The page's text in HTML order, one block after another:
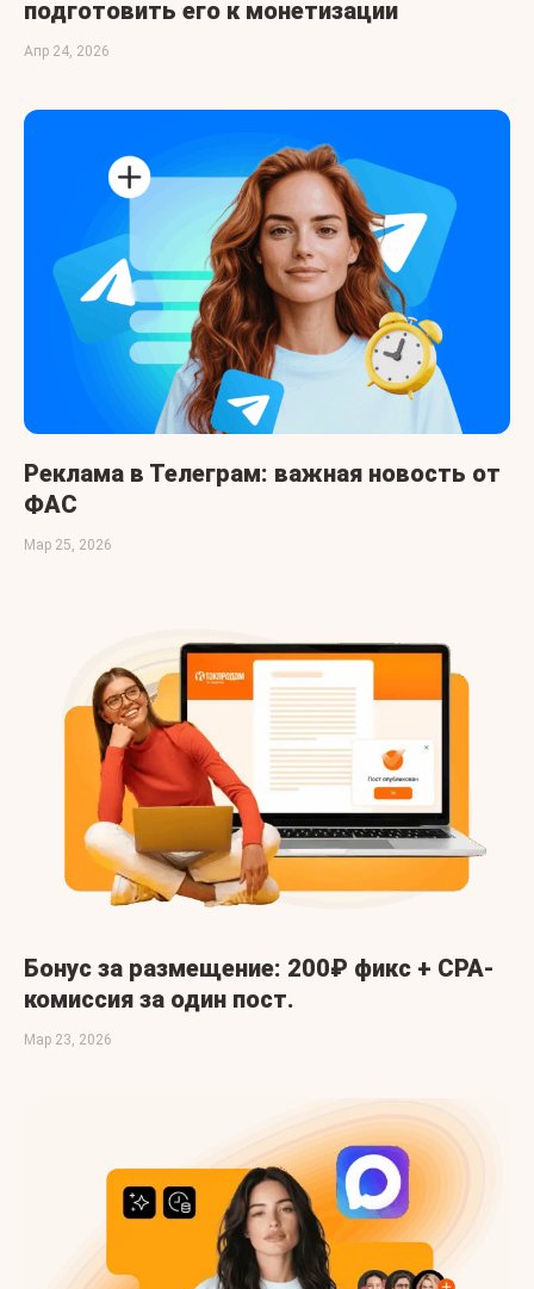
подготовить его к монетизации
Апр 24, 2026
Реклама в Телеграм: важная новость от
ФАС
Мар 25, 2026
Бонус за размещение: 200₽ фикс + CPA-
комиссия за один пост.
Мар 23, 2026